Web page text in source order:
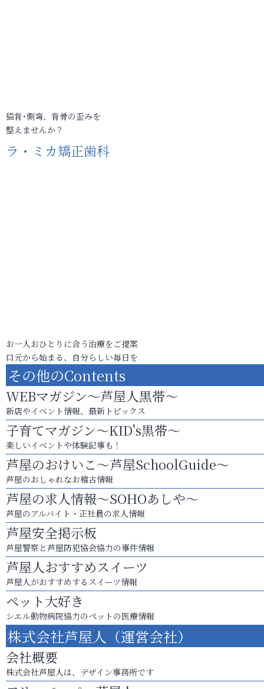
猫背･側弯、背骨の歪みを
整えませんか？
ラ・ミカ矯正歯科
お一人おひとりに合う治療をご提案
口元から始まる、自分らしい毎日を
その他のContents
WEBマガジン～芦屋人黒帯～
新店やイベント情報、最新トピックス
子育てマガジン～KID's黒帯～
楽しいイベントや体験記事も！
芦屋のおけいこ～芦屋SchoolGuide～
芦屋のおしゃれなお稽古情報
芦屋の求人情報～SOHOあしや～
芦屋のアルバイト・正社員の求人情報
芦屋安全掲示板
芦屋警察と芦屋防犯協会協力の事件情報
芦屋人おすすめスイーツ
芦屋人がおすすめするスイーツ情報
ペット大好き
シエル動物病院協力のペットの医療情報
株式会社芦屋人（運営会社）
会社概要
株式会社芦屋人は、デザイン事務所です